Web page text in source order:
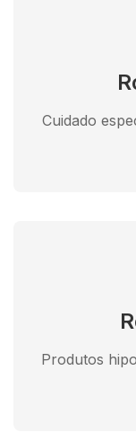
Cuidado
Produtos